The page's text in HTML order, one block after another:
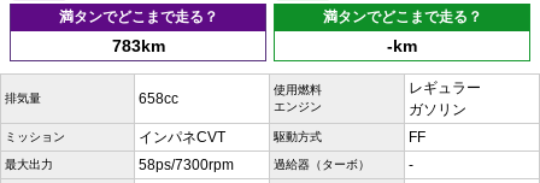
満タンでどこまで走る？
783km
満タンでどこまで走る？
-km
排気量 658cc
使用燃料
エンジン
レギュラー
ガソリン
ミッション インパネCVT 駆動方式 FF
最大出力 58ps/7300rpm 過給器（ターボ） -